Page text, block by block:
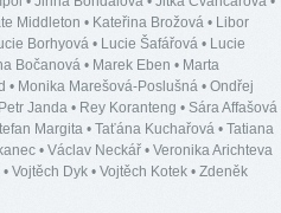
Middleton • Kateřina Brožová • Libor
Borhyová • Lucie Šafářová • Lucie
Bočanová • Marek Eben • Marta
• Monika Marešová-Poslušná • Ondřej
Petr Janda • Rey Koranteng • Sára Affašová
Margita • Taťána Kuchařová • Tatiana
• Václav Neckář • Veronika Arichteva
• Vojtěch Dyk • Vojtěch Kotek • Zdeněk